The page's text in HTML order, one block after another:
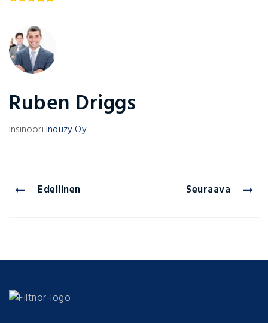
Ruben Driggs
InsinööriInduzy Oy
Edellinen Seuraava